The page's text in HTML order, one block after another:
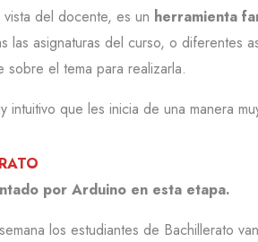
del docente, es un herramienta
las asignaturas del curso, o diferentes
sobre el tema para realizarla.
intuitivo que les inicia de una manera
por Arduino en esta etapa.
los estudiantes de Bachillerato